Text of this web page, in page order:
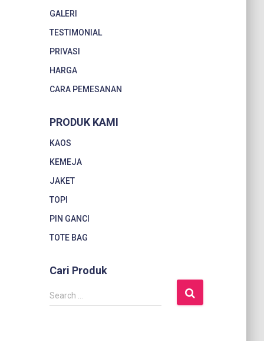
GALERI
TESTIMONIAL
PRIVASI
HARGA
CARA PEMESANAN
PRODUK KAMI
KAOS
KEMEJA
JAKET
TOPI
PIN GANCI
TOTE BAG
Cari Produk
S
e
Search …